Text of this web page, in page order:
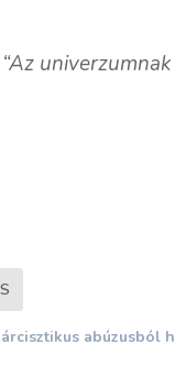
“Az
abúzusból